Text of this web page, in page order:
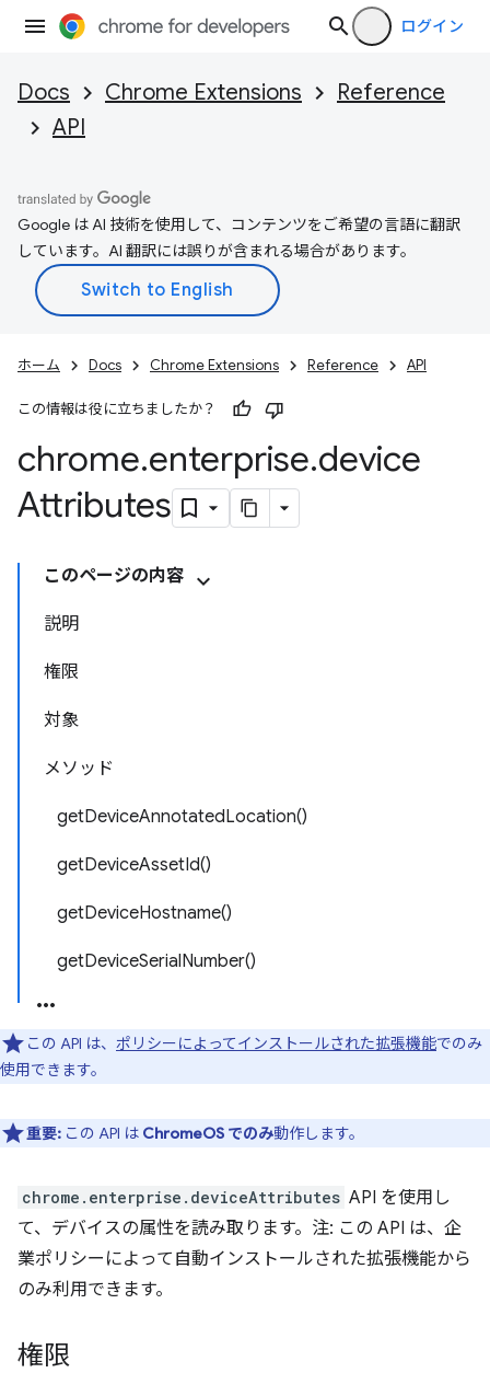
ログイン
Docs Chrome Extensions
Reference
API
Google は AI 技術を使用して、コンテンツをご希望の言語に翻訳
しています。AI 翻訳には誤りが含まれる場合があります。
ホーム Docs Chrome Extensions Reference API
この情報は役に立ちましたか？
chrome.enterprise.device
Attributes
このページの内容
説明
権限
対象
メソッド
getDeviceAnnotatedLocation()
getDeviceAssetId()
getDeviceHostname()
getDeviceSerialNumber()
この API は、 ポリシーによってインストールされた拡張機能でのみ
使用できます。
重要: この API は ChromeOS でのみ動作します。
chrome.enterprise.deviceAttributes API を使用し
て、デバイスの属性を読み取ります。注: この API は、企
業ポリシーによって自動インストールされた拡張機能から
のみ利用できます。
権限